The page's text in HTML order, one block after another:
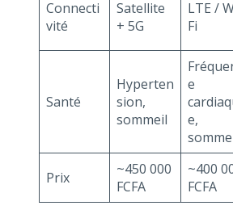
Connecti
vité
Satellite
+ 5G
LTE /
Fi
Santé
Hyperten
sion,
sommeil
e
e,
Prix
~450 000
FCFA
~400
FCFA